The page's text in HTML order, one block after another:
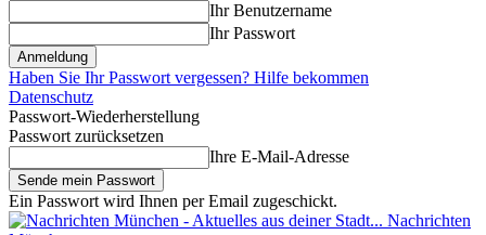
Ihr Benutzername
Ihr Passwort
Haben Sie Ihr Passwort vergessen? Hilfe bekommen
Datenschutz
Passwort-Wiederherstellung
Passwort zurücksetzen
Ihre E-Mail-Adresse
Ein Passwort wird Ihnen per Email zugeschickt.
Nachrichten